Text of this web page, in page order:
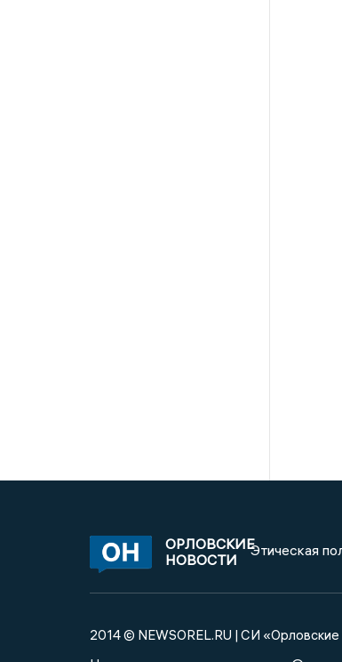
ОРЛОВСКИЕ
НОВОСТИ
Этическая
2014 © NEWSOREL.RU | СИ «Орловские